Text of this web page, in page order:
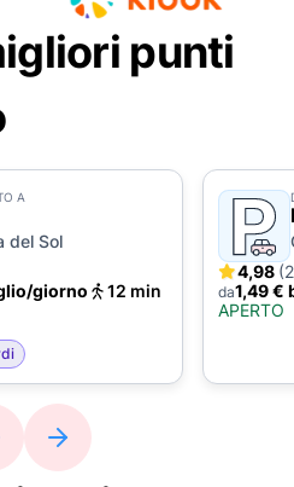
punti
A
del Sol
giorno
12 min
4,98
da1,49 €
APERTO